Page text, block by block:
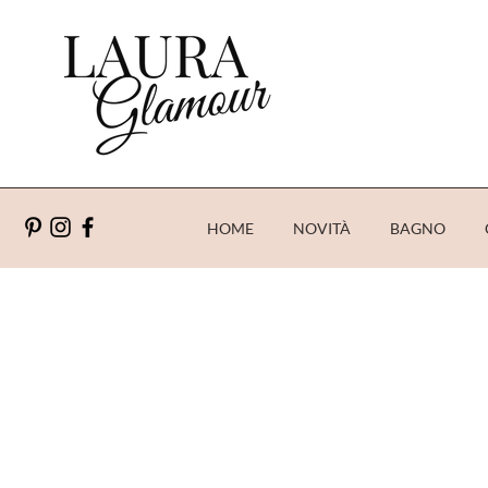
HOME NOVITÀ BAGNO